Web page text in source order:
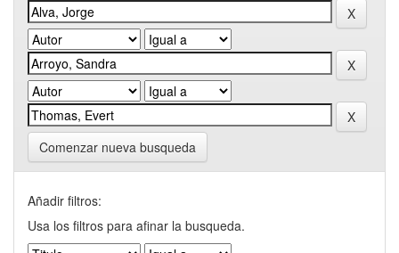
Comenzar nueva busqueda
Añadir filtros:
Usa los filtros para afinar la busqueda.